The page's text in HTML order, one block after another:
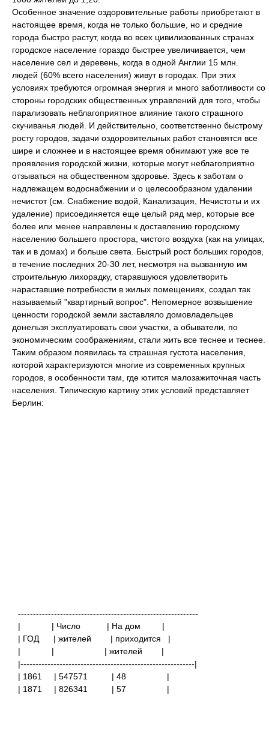
Особенное значение оздоровительные работы приобретают в
настоящее время, когда не только большие, но и средние
города быстро растут, когда во всех цивилизованных странах
городское население гораздо быстрее увеличивается, чем
население сел и деревень, когда в одной Англии 15 млн.
людей (60% всего населения) живут в городах. При этих
условиях требуются огромная энергия и много заботливости со
стороны городских общественных управлений для того, чтобы
парализовать неблагоприятное влияние такого страшного
скучиванья людей. И действительно, соответственно быстрому
росту городов, задачи оздоровительных работ становятся все
шире и сложнее и в настоящее время обнимают уже все те
проявления городской жизни, которые могут неблагоприятно
отзываться на общественном здоровье. Здесь к заботам о
надлежащем водоснабжении и о целесообразном удалении
нечистот (см. Снабжение водой, Канализация, Нечистоты и их
удаление) присоединяется еще целый ряд мер, которые все
более или менее направлены к доставлению городскому
населению большего простора, чистого воздуха (как на улицах,
так и в домах) и больше света. Быстрый рост больших городов,
в течение последних 20-30 лет, несмотря на вызванную им
строительную лихорадку, старавшуюся удовлетворить
нараставшие потребности в жилых помещениях, создал так
называемый "квартирный вопрос". Непомерное возвышение
ценности городской земли заставляло домовладельцев
донельзя эксплуатировать свои участки, а обыватели, по
экономическим соображениям, стали жить все теснее и теснее.
Таким образом появилась та страшная густота населения,
которой характеризуются многие из современных крупных
городов, в особенности там, где ютится малозажиточная часть
населения. Типическую картину этих условий представляет
Берлин:
------------------------------------------------------------
|
| Число | На дом
|
| ГОД | жителей | приходится |
|
|
| жителей |
|----------------------------------------------------------|
| 1861
| 547571 | 48 |
| 1871
| 826341 | 57 |